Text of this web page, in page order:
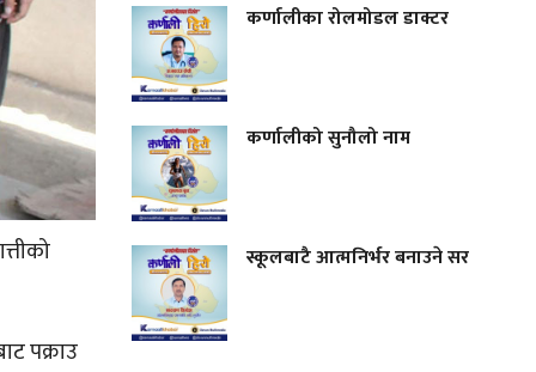
पक्राउ
कर्णालीका रोलमोडल डाक्टर
कर्णालीको सुनौलो नाम
स्कूलबाटै आत्मनिर्भर बनाउने सर